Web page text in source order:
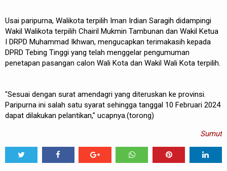
Usai paripurna, Walikota terpilih Iman Irdian Saragih didampingi
Wakil Walikota terpilih Chairil Mukmin Tambunan dan Wakil Ketua
I DRPD Muhammad Ikhwan, mengucapkan terimakasih kepada
DPRD Tebing Tinggi yang telah menggelar pengumuman
penetapan pasangan calon Wali Kota dan Wakil Wali Kota terpilih.
"Sesuai dengan surat amendagri yang diteruskan ke provinsi.
Paripurna ini salah satu syarat sehingga tanggal 10 Februari 2024
dapat dilakukan pelantikan," ucapnya.(torong)
Sumut